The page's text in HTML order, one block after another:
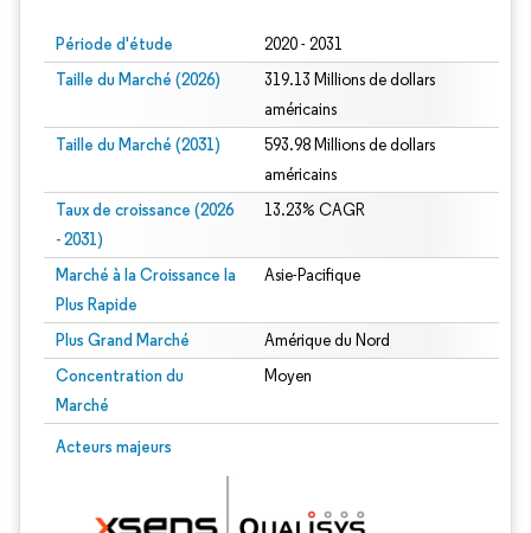
Période d'étude 2020 - 2031
Taille du Marché (2026)
319.13 Millions de dollars
américains
Taille du Marché (2031)
593.98 Millions de dollars
américains
Taux de croissance (2026
- 2031)
13.23% CAGR
Marché à la Croissance la
Plus Rapide
Asie-Pacifique
Plus Grand Marché Amérique du Nord
Concentration du
Marché
Moyen
Acteurs majeurs
Image © Mordor Intelligence. La réutilisation nécessite une attribution sous CC